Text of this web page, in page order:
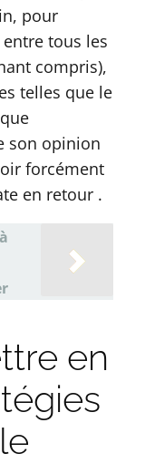
pour
tous les
compris),
telles que le
son opinion
forcément
en retour .
en